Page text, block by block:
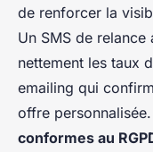
de renforcer la
Un SMS de
nettement les taux
emailing qui
offre
conformes au